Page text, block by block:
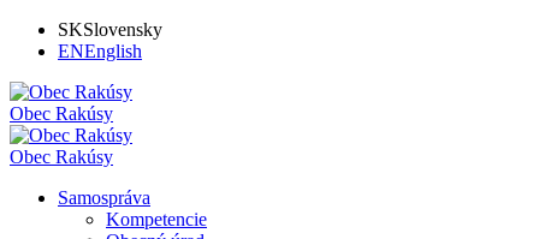
SKSlovensky
ENEnglish
Obec Rakúsy
Obec Rakúsy
Samospráva
Kompetencie